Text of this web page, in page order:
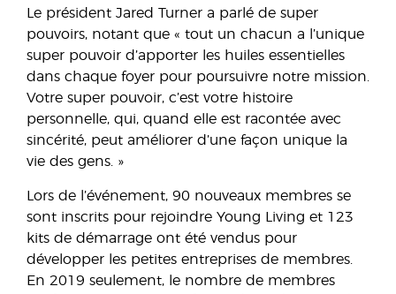
Le président Jared Turner a parlé de super
pouvoirs, notant que « tout un chacun a l’unique
super pouvoir d’apporter les huiles essentielles
dans chaque foyer pour poursuivre notre mission.
Votre super pouvoir, c’est votre histoire
personnelle, qui, quand elle est racontée avec
sincérité, peut améliorer d’une façon unique la
vie des gens. »
Lors de l’événement, 90 nouveaux membres se
sont inscrits pour rejoindre Young Living et 123
kits de démarrage ont été vendus pour
développer les petites entreprises de membres.
En 2019 seulement, le nombre de membres